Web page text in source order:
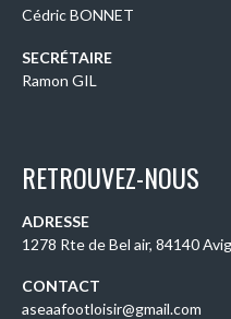
Cédric BONNET
SECRÉTAIRE
Ramon GIL
RETROUVEZ-NOUS
ADRESSE
1278 Rte de Bel air, 84140
CONTACT
aseaafootloisir@gmail.com